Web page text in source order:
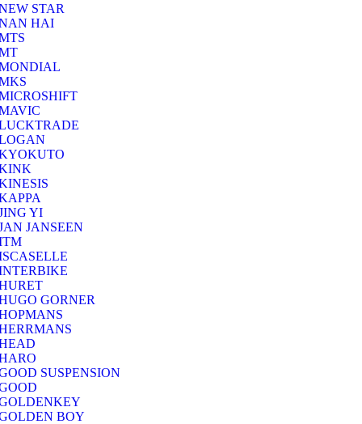
STAR
HAI
YI
JANSEEN
GORNER
SUSPENSION
BOY